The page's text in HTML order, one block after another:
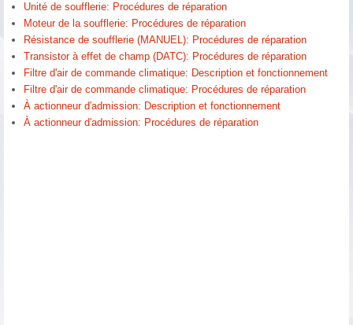
Unité de soufflerie: Procédures de réparation
Moteur de la soufflerie: Procédures de réparation
Résistance de soufflerie (MANUEL): Procédures de réparation
Transistor à effet de champ (DATC): Procédures de réparation
Filtre d'air de commande climatique: Description et fonctionnement
Filtre d'air de commande climatique: Procédures de réparation
À actionneur d′admission: Description et fonctionnement
À actionneur d′admission: Procédures de réparation